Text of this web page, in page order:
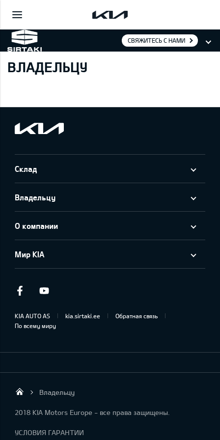
СВЯЖИТЕСЬ С НАМИ
ВЛАДЕЛЬЦУ
Склад
Владельцу
О компании
Мир KIA
Facebook
KIA AUTO AS kia.sirtaki.ee
Обратная связь
По всему миру
Sirtaki OÜ
Владельцу
2018 KIA Motors Europe - все права защищены.
УСЛОВИЯ ГАРАНТИИ